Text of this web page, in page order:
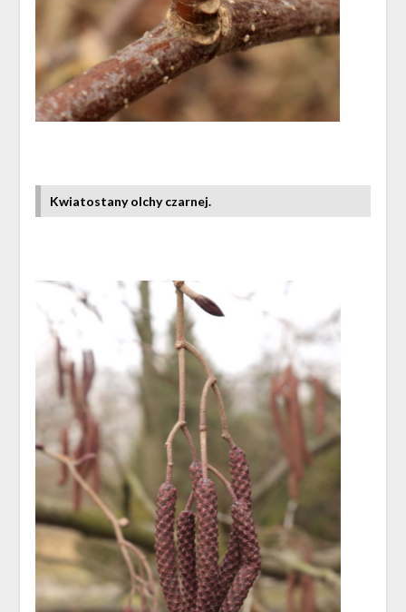
Kwiatostany olchy czarnej.